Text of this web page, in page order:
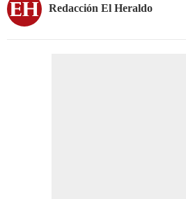
Redacción El Heraldo